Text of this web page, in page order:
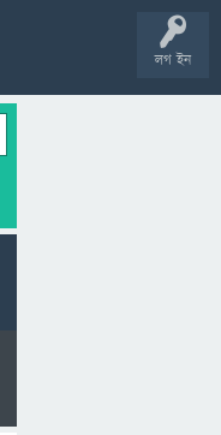
লগ ইন